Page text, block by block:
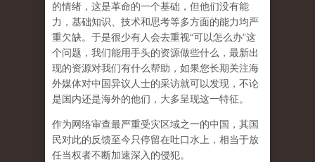
的情绪，这是革命的一个基础，但他们没有能
力，基础知识、技术和思考等多方面的能力均严
重欠缺。于是很少有人会去重视“可以怎么办”这
个问题，我们能用手头的资源做些什么，最新出
现的资源对我们有什么帮助，如果您长期关注海
外媒体对中国异议人士的采访就可以发现，不论
是国内还是海外的他们，大多呈现这一特征。
作为网络审查最严重受灾区域之一的中国，其国
民对此的反馈至今只停留在吐口水上，相当于放
任当权者不断加速深入的侵犯。